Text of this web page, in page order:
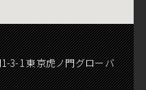
3-1 東京虎ノ門グローバ